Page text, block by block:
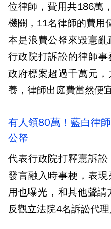
位律師，費用共186萬
機關，11名律師的費用
本是浪費公帑來毀憲
行政院打訴訟的律師
政府標案超過千萬元
養，律師出庭費當然便宜
有人領80萬！藍白律
公帑
代表行政院打釋憲訴訟
發言融入時事梗，表
用也曝光，和其他聲請
反觀立法院4名訴訟代理